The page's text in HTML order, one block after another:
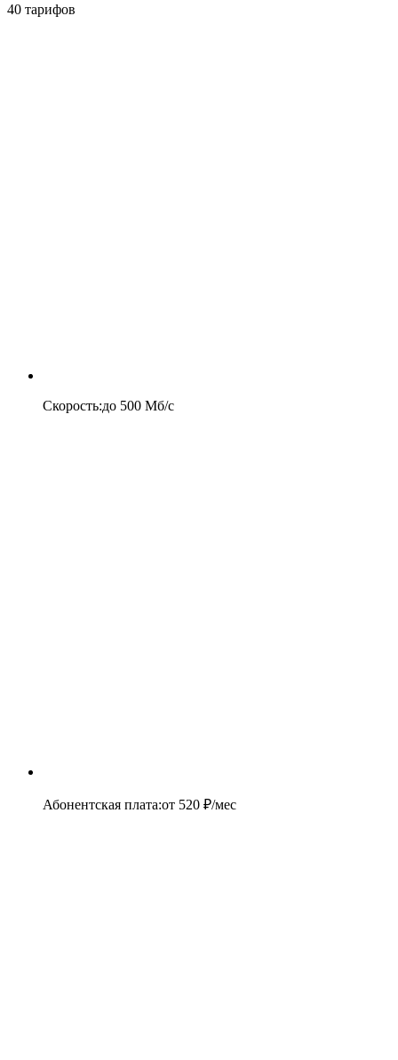
40 тарифов
Скорость:до 500 Мб/c
Абонентская плата:от 520 ₽/мес